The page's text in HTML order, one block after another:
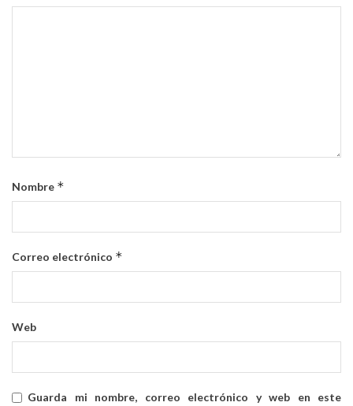
Nombre *
Correo electrónico *
Web
Guarda mi nombre, correo electrónico y web en este